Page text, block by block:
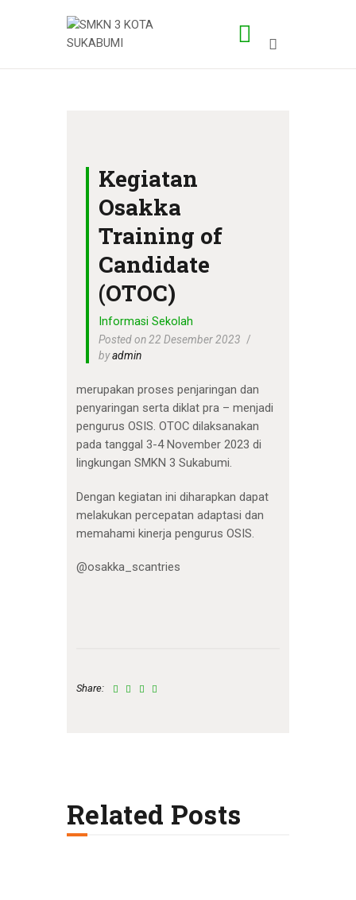
PROG KEAHLIAN
PENGEMBANGAN
APLIKASI
Kegiatan
Osakka
Training of
Candidate
(OTOC)
Informasi Sekolah
Posted on 22 Desember 2023
byadmin
merupakan proses penjaringan dan
penyaringan serta diklat pra – menjadi
pengurus OSIS. OTOC dilaksanakan
pada tanggal 3-4 November 2023 di
lingkungan SMKN 3 Sukabumi.
Dengan kegiatan ini diharapkan dapat
melakukan percepatan adaptasi dan
memahami kinerja pengurus OSIS.
@osakka_scantries
Share:
Related Posts